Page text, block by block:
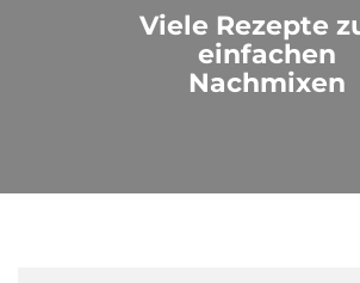
Viele Rezepte
einfachen
Nachmixen